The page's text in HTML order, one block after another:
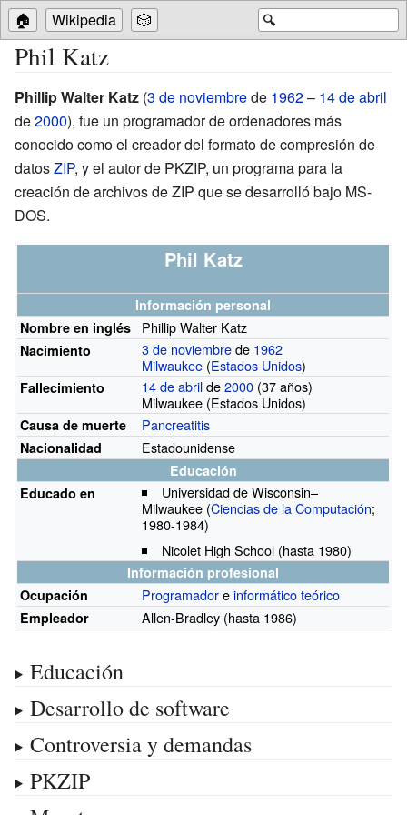
🔍
🏠 Wikipedia 🎲
Phil Katz
Phillip Walter Katz (3 de noviembrede 1962– 14 de abril
de2000), fue un programador de ordenadores más
conocido como el creador del formato de compresión de
datosZIP, y el autor de PKZIP, un programa para la
creación de archivos de ZIP que se desarrolló bajo MS-
DOS.
Phil Katz
Información personal
Nombre en inglés
Phillip Walter Katz
Nacimiento 3 de noviembrede 1962
Milwaukee (Estados Unidos)
Fallecimiento 14 de abrilde2000 (37 años)
Milwaukee (Estados Unidos)
Causa de muerte Pancreatitis
Nacionalidad Estadounidense
Educación
Educado en
Universidad de Wisconsin–
Milwaukee (Ciencias de la Computación;
1980-1984)
Nicolet High School (hasta 1980)
Información profesional
Ocupación
Programadoreinformático teórico
Empleador Allen-Bradley (hasta 1986)
Educación
Desarrollo de software
Controversia y demandas
PKZIP